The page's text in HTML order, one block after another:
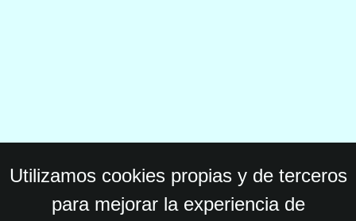
Utilizamos cookies propias y de terceros
para mejorar la experiencia de